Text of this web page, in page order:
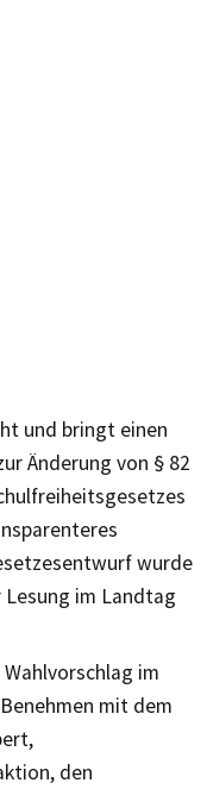
und bringt einen
Änderung von § 82
wurde
im Landtag
im
mit dem
den